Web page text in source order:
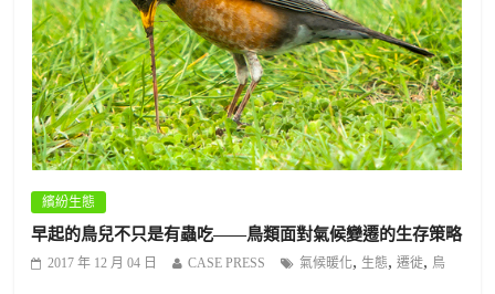
繽紛生態
早起的鳥兒不只是有蟲吃——鳥類面對氣候變遷的生存策略
2017 年 12 月 04 日 CASE PRESS 氣候暖化, 生態,遷徙, 鳥